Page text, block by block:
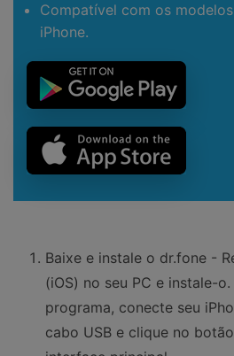
Compatível com os
iPhone.
Baixe e instale o dr.fone -
(iOS) no seu PC e instale-
programa, conecte seu
cabo USB e clique no